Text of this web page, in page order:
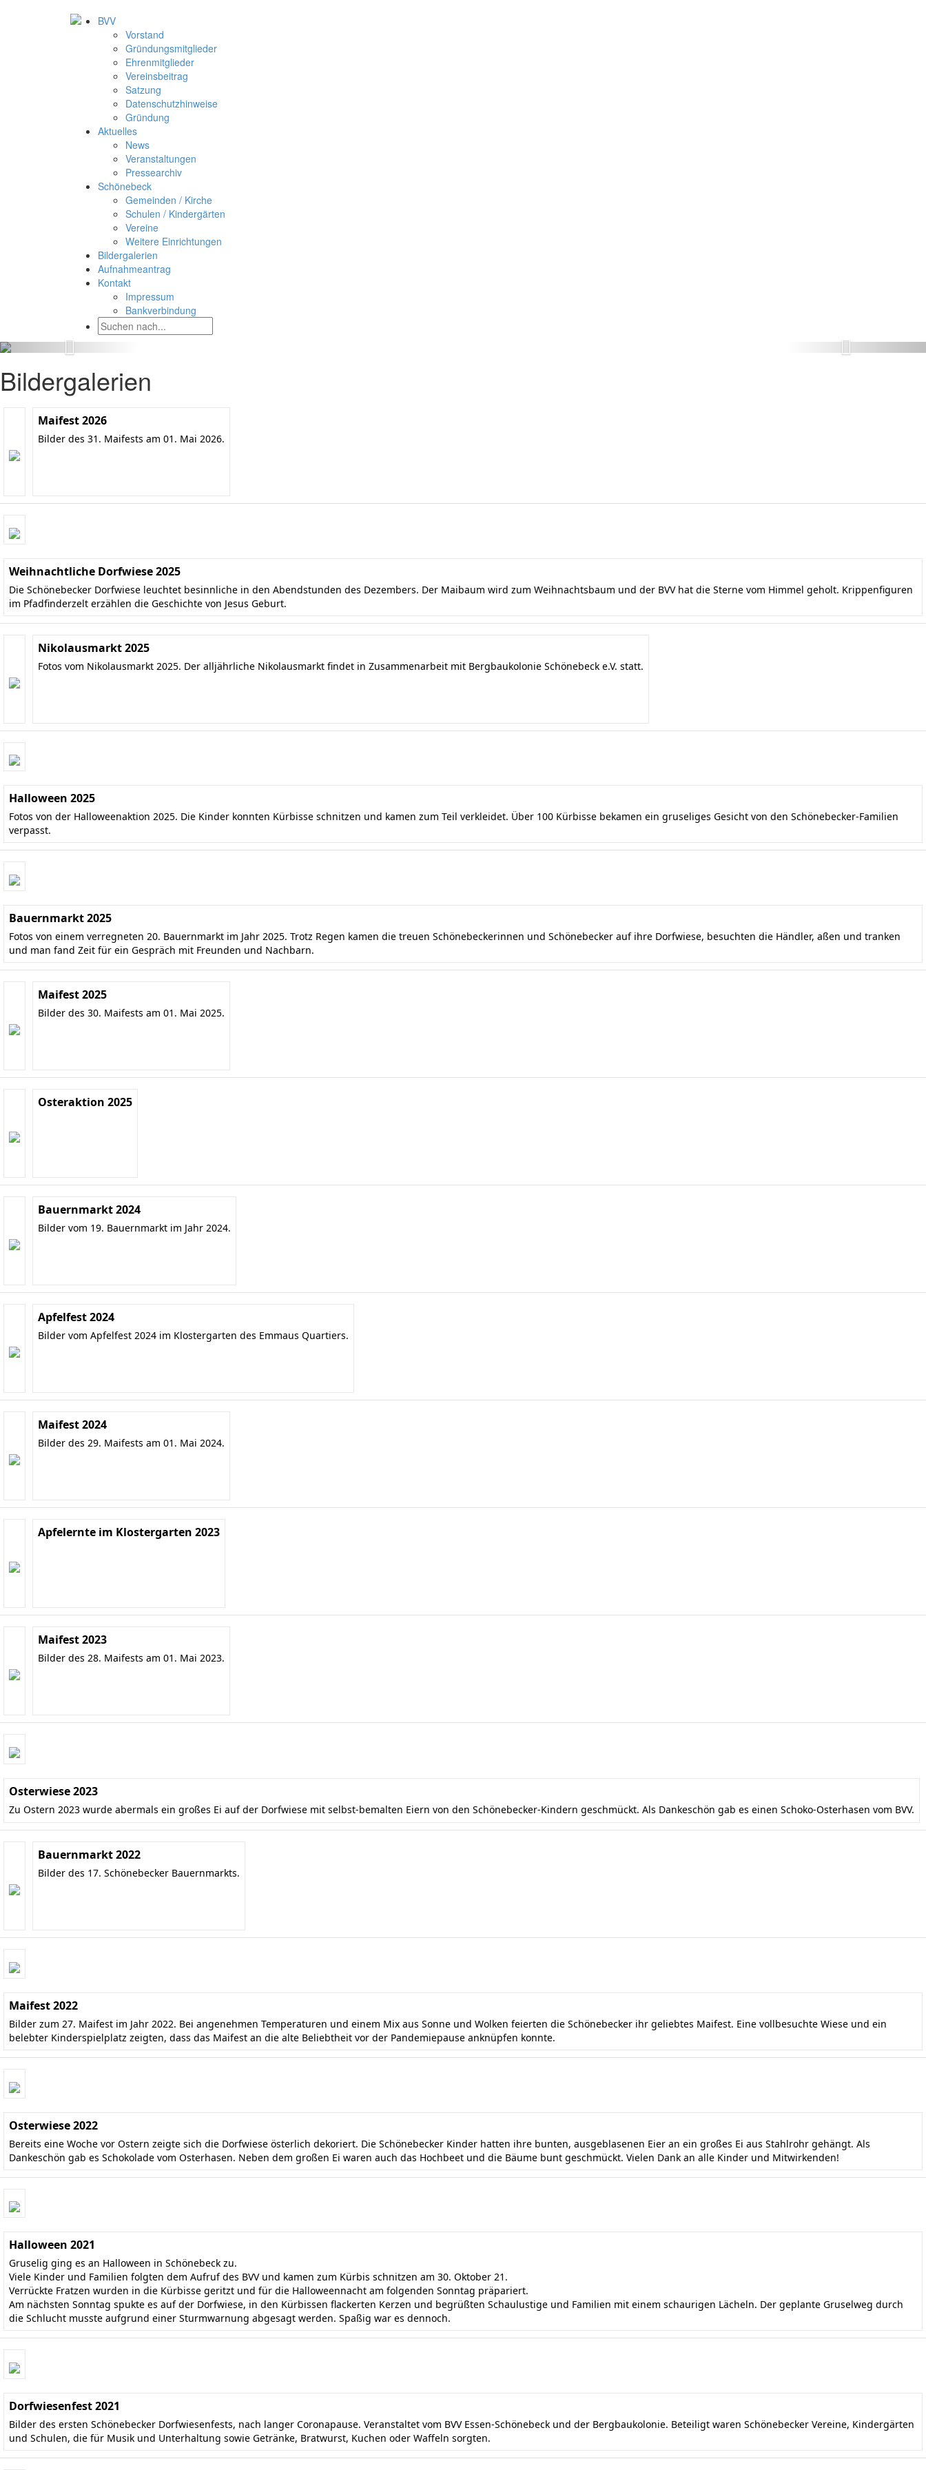
BVV
Vorstand
Gründungsmitglieder
Ehrenmitglieder
Vereinsbeitrag
Satzung
Datenschutzhinweise
Gründung
Aktuelles
News
Veranstaltungen
Pressearchiv
Schönebeck
Gemeinden / Kirche
Schulen / Kindergärten
Vereine
Weitere Einrichtungen
Bildergalerien
Aufnahmeantrag
Kontakt
Impressum
Bankverbindung
Bildergalerien
Maifest 2026
Bilder des 31. Maifests am 01. Mai 2026.
Weihnachtliche Dorfwiese 2025
Die Schönebecker Dorfwiese leuchtet besinnliche in den Abendstunden des Dezembers. Der Maibaum wird zum Weihnachtsbaum und der BVV hat die Sterne vom Himmel geholt. Krippenfiguren
im Pfadfinderzelt erzählen die Geschichte von Jesus Geburt.
Nikolausmarkt 2025
Fotos vom Nikolausmarkt 2025. Der alljährliche Nikolausmarkt findet in Zusammenarbeit mit Bergbaukolonie Schönebeck e.V. statt.
Halloween 2025
Fotos von der Halloweenaktion 2025. Die Kinder konnten Kürbisse schnitzen und kamen zum Teil verkleidet. Über 100 Kürbisse bekamen ein gruseliges Gesicht von den Schönebecker-Familien
verpasst.
Bauernmarkt 2025
Fotos von einem verregneten 20. Bauernmarkt im Jahr 2025. Trotz Regen kamen die treuen Schönebeckerinnen und Schönebecker auf ihre Dorfwiese, besuchten die Händler, aßen und tranken
und man fand Zeit für ein Gespräch mit Freunden und Nachbarn.
Maifest 2025
Bilder des 30. Maifests am 01. Mai 2025.
Osteraktion 2025
Bauernmarkt 2024
Bilder vom 19. Bauernmarkt im Jahr 2024.
Apfelfest 2024
Bilder vom Apfelfest 2024 im Klostergarten des Emmaus Quartiers.
Maifest 2024
Bilder des 29. Maifests am 01. Mai 2024.
Apfelernte im Klostergarten 2023
Maifest 2023
Bilder des 28. Maifests am 01. Mai 2023.
Osterwiese 2023
Zu Ostern 2023 wurde abermals ein großes Ei auf der Dorfwiese mit selbst-bemalten Eiern von den Schönebecker-Kindern geschmückt. Als Dankeschön gab es einen Schoko-Osterhasen vom BVV.
Bauernmarkt 2022
Bilder des 17. Schönebecker Bauernmarkts.
Maifest 2022
Bilder zum 27. Maifest im Jahr 2022. Bei angenehmen Temperaturen und einem Mix aus Sonne und Wolken feierten die Schönebecker ihr geliebtes Maifest. Eine vollbesuchte Wiese und ein
belebter Kinderspielplatz zeigten, dass das Maifest an die alte Beliebtheit vor der Pandemiepause anknüpfen konnte.
Osterwiese 2022
Bereits eine Woche vor Ostern zeigte sich die Dorfwiese österlich dekoriert. Die Schönebecker Kinder hatten ihre bunten, ausgeblasenen Eier an ein großes Ei aus Stahlrohr gehängt. Als
Dankeschön gab es Schokolade vom Osterhasen. Neben dem großen Ei waren auch das Hochbeet und die Bäume bunt geschmückt. Vielen Dank an alle Kinder und Mitwirkenden!
Halloween 2021
Gruselig ging es an Halloween in Schönebeck zu.
Viele Kinder und Familien folgten dem Aufruf des BVV und kamen zum Kürbis schnitzen am 30. Oktober 21.
Verrückte Fratzen wurden in die Kürbisse geritzt und für die Halloweennacht am folgenden Sonntag präpariert.
Am nächsten Sonntag spukte es auf der Dorfwiese, in den Kürbissen flackerten Kerzen und begrüßten Schaulustige und Familien mit einem schaurigen Lächeln. Der geplante Gruselweg durch
die Schlucht musste aufgrund einer Sturmwarnung abgesagt werden. Spaßig war es dennoch.
Dorfwiesenfest 2021
Bilder des ersten Schönebecker Dorfwiesenfests, nach langer Coronapause. Veranstaltet vom BVV Essen-Schönebeck und der Bergbaukolonie. Beteiligt waren Schönebecker Vereine, Kindergärten
und Schulen, die für Musik und Unterhaltung sowie Getränke, Bratwurst, Kuchen oder Waffeln sorgten.